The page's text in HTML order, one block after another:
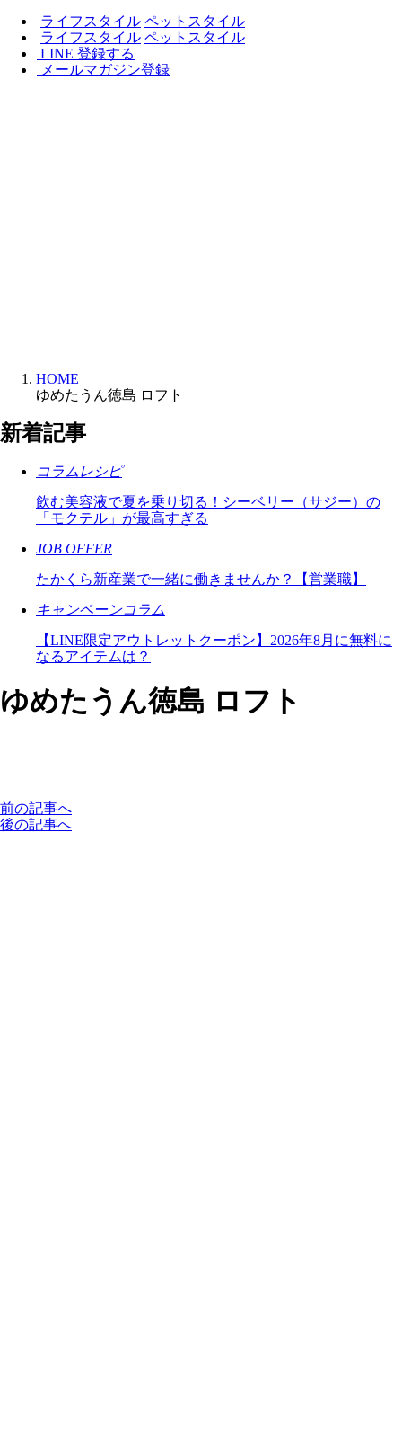
ライフスタイル ペットスタイル
ライフスタイル ペットスタイル
LINE 登録する
メールマガジン登録
HOME
ゆめたうん徳島 ロフト
新着記事
コラムレシピ
飲む美容液で夏を乗り切る！シーベリー（サジー）の
「モクテル」が最高すぎる
JOB OFFER
たかくら新産業で一緒に働きませんか？【営業職】
キャンペーンコラム
【LINE限定アウトレットクーポン】2026年8月に無料に
なるアイテムは？
ゆめたうん徳島 ロフト
前の記事へ
後の記事へ